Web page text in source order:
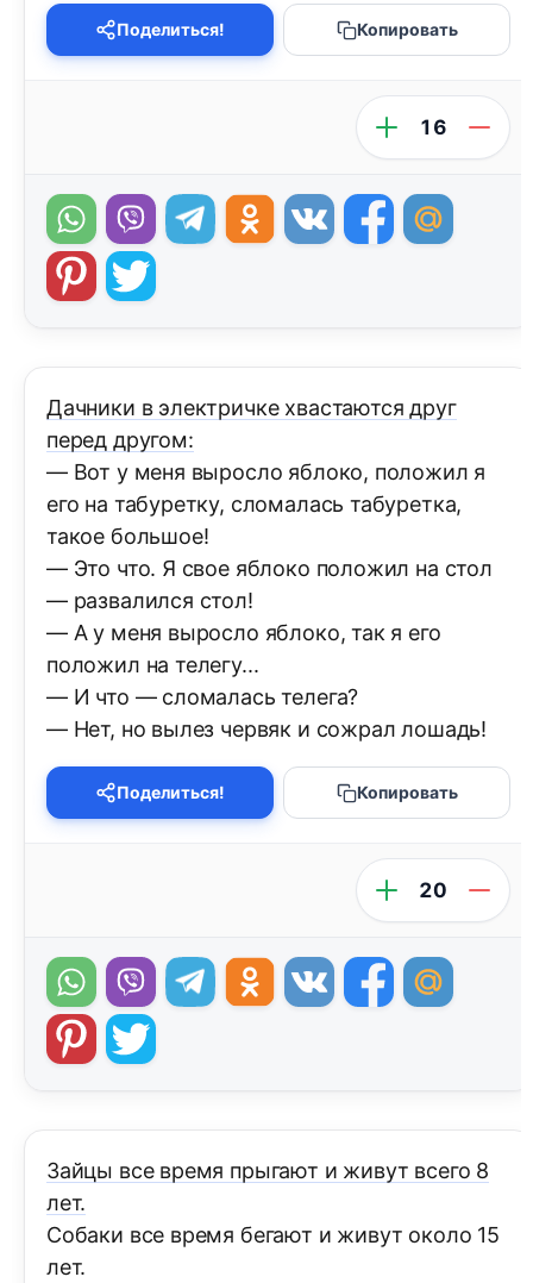
Поделиться! Копировать
16
Дачники в электричке хвастаются друг
перед другом:
— Вот у меня выросло яблоко, положил я
его на табуретку, сломалась табуретка,
такое большое!
— Это что. Я свое яблоко положил на стол
— развалился стол!
— А у меня выросло яблоко, так я его
положил на телегу...
— И что — сломалась телега?
— Нет, но вылез червяк и сожрал лошадь!
Поделиться! Копировать
20
Зайцы все время прыгают и живут всего 8
лет.
Собаки все время бегают и живут около 15
лет.